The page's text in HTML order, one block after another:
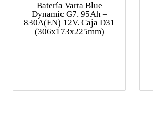
Batería Varta Blue
Dynamic G7. 95Ah –
830A(EN) 12V. Caja D31
(306x173x225mm)